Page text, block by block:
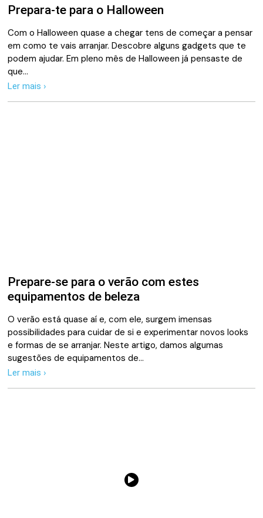
Prepara-te para o Halloween
Com o Halloween quase a chegar tens de começar a pensar
em como te vais arranjar. Descobre alguns gadgets que te
podem ajudar. Em pleno mês de Halloween já pensaste de
que…
Ler mais ›
Prepare-se para o verão com estes
equipamentos de beleza
O verão está quase aí e, com ele, surgem imensas
possibilidades para cuidar de si e experimentar novos looks
e formas de se arranjar. Neste artigo, damos algumas
sugestões de equipamentos de…
Ler mais ›